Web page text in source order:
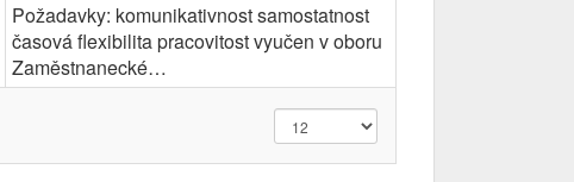
Požadavky: komunikativnost samostatnost
časová flexibilita pracovitost vyučen v oboru
Zaměstnanecké…